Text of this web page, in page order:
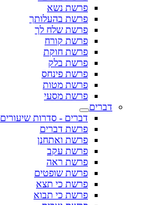
פרשת נשא
פרשת בהעלותך
פרשת שלח לך
פרשת קורח
פרשת חוקת
פרשת בלק
פרשת פינחס
פרשת מטות
פרשת מסעי
דברים
דברים - סדרות שיעורים
פרשת דברים
פרשת ואתחנן
פרשת עקב
פרשת ראה
פרשת שופטים
פרשת כי תצא
פרשת כי תבוא